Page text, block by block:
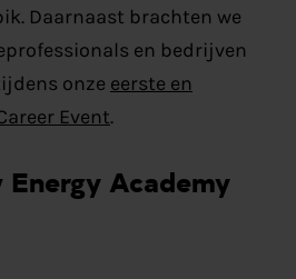
Daarnaast brachten we
en bedrijven
onze eerste en
Event.
Academy